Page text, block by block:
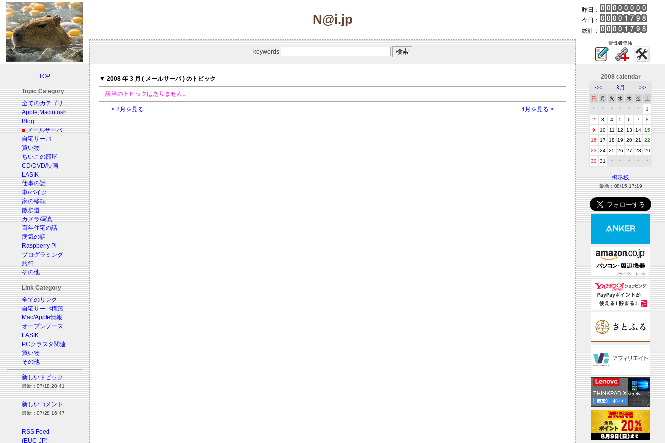
N@i.jp
昨日：
今日：
総計：
keywords
管理者専用
TOP
Topic Category
全てのカテゴリ
Apple,Macintosh
Blog
■ メールサーバ
自宅サーバ
買い物
ちいこの部屋
CD/DVD/映画
LASIK
仕事の話
車/バイク
家の移転
散歩道
カメラ/写真
百年住宅の話
病気の話
Raspberry Pi
プログラミング
旅行
その他
Link Category
全てのリンク
自宅サーバ構築
Mac/Apple情報
オープンソース
LASIK
PCクラスタ関連
買い物
その他
新しいトピック
最新：07/18 20:41
新しいコメント
最新：07/28 16:47
RSS Feed
(EUC-JP)
▼ 2008 年 3 月 ( メールサーバ ) のトピック
該当のトピックはありません。
< 2月を見る 4月を見る >
2008 calendar
<<
3月 >>
日 月 火 水 木 金
土
＊
＊ ＊ ＊ ＊ ＊
1
2
3 4 5 6 7
8
9
10 11 12 13 14
15
16
17 18 19 20 21
22
23
24 25 26 27 28
29
30 31 ＊ ＊ ＊ ＊ ＊
掲示板
最新：08/15 17:19